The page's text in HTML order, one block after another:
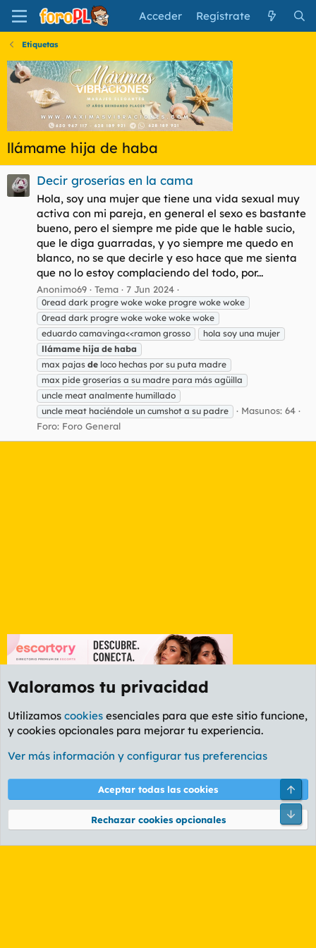
Acceder Regístrate
Etiquetas
llámame hija de haba
Decir groserías en la cama
Hola, soy una mujer que tiene una vida sexual muy
activa con mi pareja, en general el sexo es bastante
bueno, pero el siempre me pide que le hable sucio,
que le diga guarradas, y yo siempre me quedo en
blanco, no se que decirle y eso hace que me sienta
que no lo estoy complaciendo del todo, por...
Anonimo69 Tema 7 Jun 2024
0read dark progre woke woke progre woke woke
0read dark progre woke woke woke woke
eduardo camavinga<<ramon grosso
hola soy una mujer
llámame hija de haba
max pajas de loco hechas por su puta madre
max pide groserías a su madre para más agüilla
uncle meat analmente humillado
uncle meat haciéndole un cumshot a su padre
Masunos: 64
Foro: Foro General
Etiquetas
Cookies
PL OLDSTYLE AMARILLO
Términos y reglas Política de privacidad Ayuda
Community platform by XenForo® © 2010-2026 XenForo Ltd.
Valoramos tu privacidad
Utilizamos cookies esenciales para que este sitio funcione,
y cookies opcionales para mejorar tu experiencia.
Ver más información y configurar tus preferencias
Aceptar todas las cookies
Rechazar cookies opcionales
Pie